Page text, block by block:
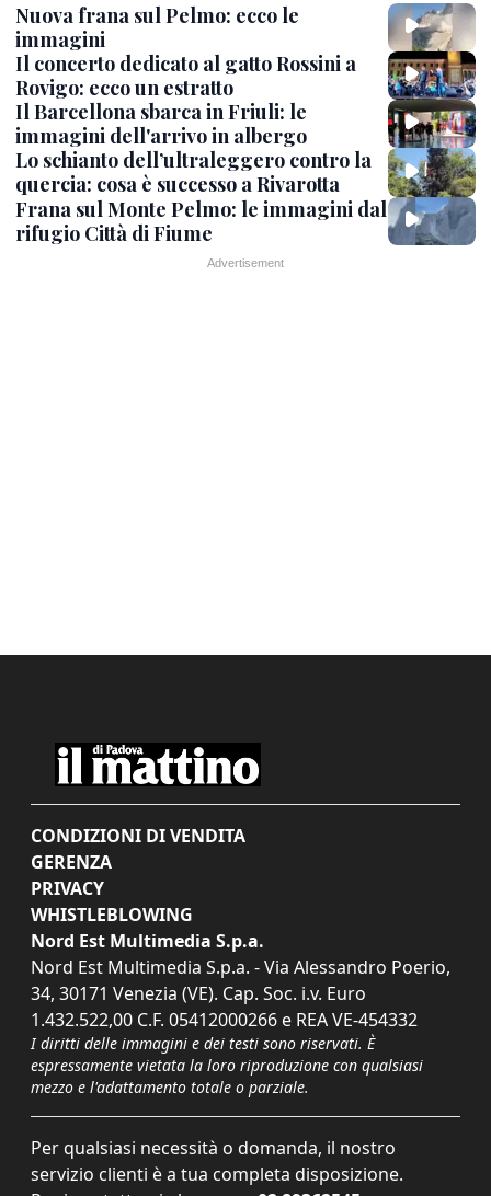
Nuova frana sul Pelmo: ecco le
immagini
Il concerto dedicato al gatto Rossini a
Rovigo: ecco un estratto
Il Barcellona sbarca in Friuli: le
immagini dell'arrivo in albergo
Lo schianto dell’ultraleggero contro la
quercia: cosa è successo a Rivarotta
Frana sul Monte Pelmo: le immagini dal
rifugio Città di Fiume
CONDIZIONI DI VENDITA
GERENZA
PRIVACY
WHISTLEBLOWING
Nord Est Multimedia S.p.a.
Nord Est Multimedia S.p.a. - Via Alessandro Poerio,
34, 30171 Venezia (VE). Cap. Soc. i.v. Euro
1.432.522,00 C.F. 05412000266 e REA VE-454332
I diritti delle immagini e dei testi sono riservati. È
espressamente vietata la loro riproduzione con qualsiasi
mezzo e l'adattamento totale o parziale.
Per qualsiasi necessità o domanda, il nostro
servizio clienti è a tua completa disposizione.